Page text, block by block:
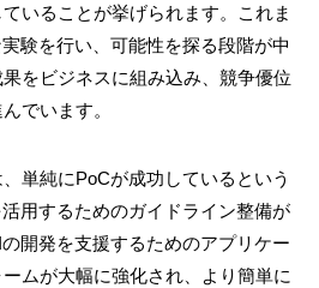
いることが挙げられます。これま
験を行い、可能性を探る段階が中
をビジネスに組み込み、競争優位
でいます。
単純にPoCが成功しているという
用するためのガイドライン整備が
開発を支援するためのアプリケー
ムが大幅に強化され、より簡単に